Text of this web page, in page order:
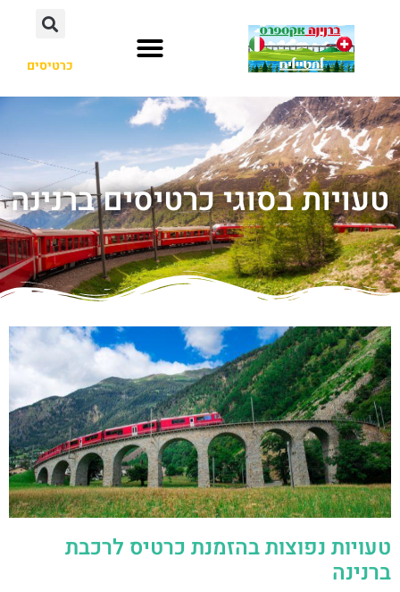
כרטיסים
טעויות בסוגי כרטיסים ברנינה
טעויות נפוצות בהזמנת כרטיס לרכבת
ברנינה